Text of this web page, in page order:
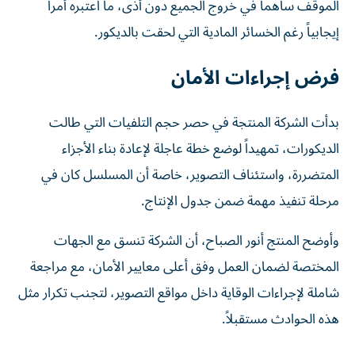
الموقف ساهما في خروج الجميع دون أذى، ما اعتبره أمراً
إيجابياً رغم الخسائر المادية التي لحقت بالديكور.
فرض إجراءات الأمان
بدأت الشركة المنتجة في حصر حجم التلفيات التي طالت
الديكورات، تمهيداً لوضع خطة عاجلة لإعادة بناء الأجزاء
المتضررة، واستئناف التصوير، خاصة أن المسلسل كان في
مرحلة تنفيذ مهمة ضمن جدول الإنتاج.
وأوضح المنتج أنور الصباح، أن الشركة تنسق مع الجهات
المختصة لضمان العمل وفق أعلى معايير الأمان، مع مراجعة
شاملة لإجراءات الوقاية داخل مواقع التصوير، لتجنب تكرار مثل
هذه الحوادث مستقبلاً.